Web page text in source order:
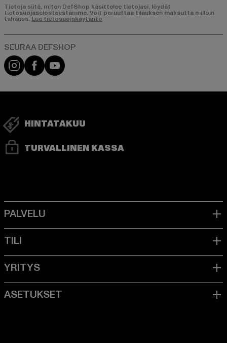
Tietoja siitä, miten DefShop käsittelee tietojasi, löydät
tietosuojaselosteestamme. Voit peruuttaa tilauksen maksutta milloin
tahansa. Lue tietosuojakäytäntö
Visit our Instagram page:
Visit our Facebook page:
Visit our YouTube channel:
HINTATAKUU
TURVALLINEN KASSA